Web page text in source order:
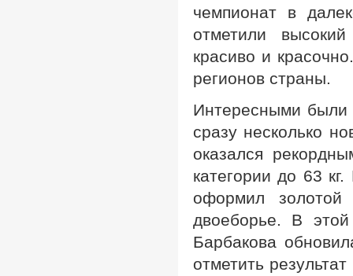
чемпионат в
отметили
красиво и
регионов страны.
Интересными были
сразу несколько
оказался
категории до 63
оформил
двоеборье. В
Барбакова
отметить